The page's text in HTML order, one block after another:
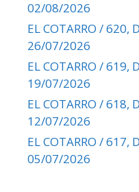
02/08/2026
EL COTARRO / 620,
26/07/2026
EL COTARRO / 619,
19/07/2026
EL COTARRO / 618,
12/07/2026
EL COTARRO / 617,
05/07/2026